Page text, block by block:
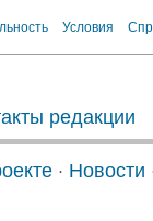
Условия
редакции
· Новости